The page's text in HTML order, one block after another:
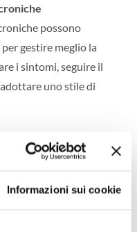
Informazioni sui cookie
possono
gestire meglio la
i sintomi, seguire il
uno stile di
la
pazienti e